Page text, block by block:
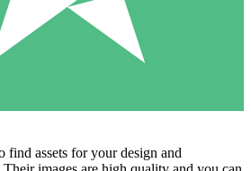
find assets for your design and